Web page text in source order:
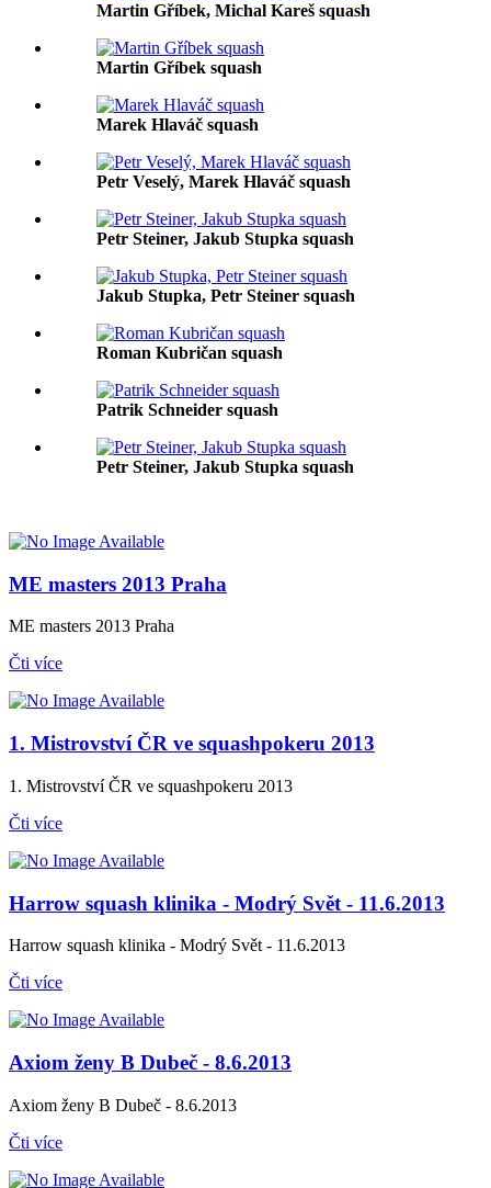
Martin Gříbek, Michal Kareš squash
Martin Gříbek squash
Marek Hlaváč squash
Petr Veselý, Marek Hlaváč squash
Petr Steiner, Jakub Stupka squash
Jakub Stupka, Petr Steiner squash
Roman Kubričan squash
Patrik Schneider squash
Petr Steiner, Jakub Stupka squash
ME masters 2013 Praha
ME masters 2013 Praha
Čti více
1. Mistrovství ČR ve squashpokeru 2013
1. Mistrovství ČR ve squashpokeru 2013
Čti více
Harrow squash klinika - Modrý Svět - 11.6.2013
Harrow squash klinika - Modrý Svět - 11.6.2013
Čti více
Axiom ženy B Dubeč - 8.6.2013
Axiom ženy B Dubeč - 8.6.2013
Čti více